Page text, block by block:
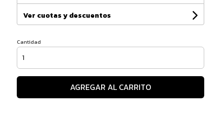
Ver cuotas y descuentos
Cantidad
AGREGAR AL CARRITO